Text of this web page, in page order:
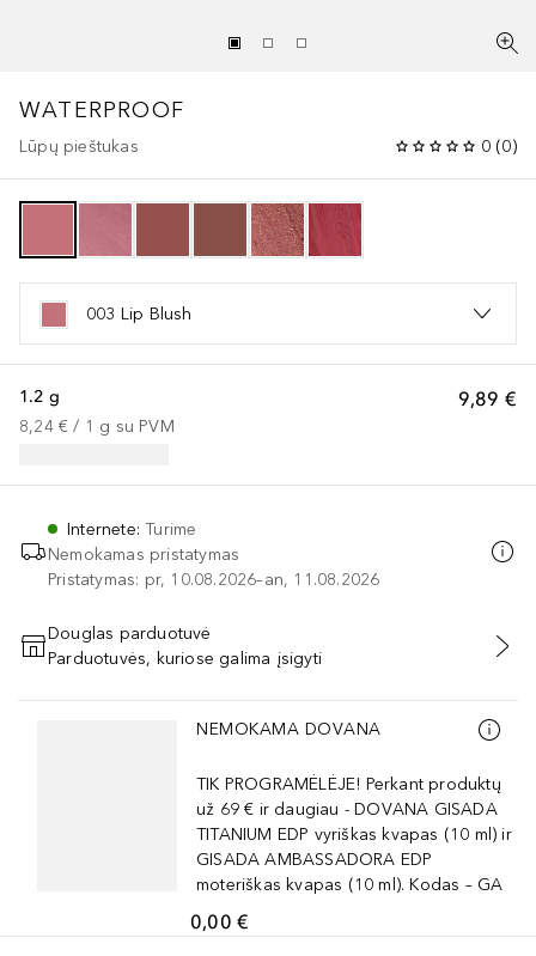
WATERPROOF
Lūpų pieštukas 0 (0)
003 Lip Blush
9,89 €
1.2 g
8,24 € / 1 g su PVM
Internete:Turime
Nemokamas pristatymas
Pristatymas: pr, 10.08.2026–an, 11.08.2026
PRIDĖTI Į KREPŠELĮ
Douglas parduotuvė
Parduotuvės, kuriose galima įsigyti
Praleisti slankiklį
NEMOKAMA DOVANA
TIK PROGRAMĖLĖJE! Perkant produktų
už 69 € ir daugiau - DOVANA GISADA
TITANIUM EDP vyriškas kvapas (10 ml) ir
GISADA AMBASSADORA EDP
moteriškas kvapas (10 ml). Kodas – GA
0,00 €